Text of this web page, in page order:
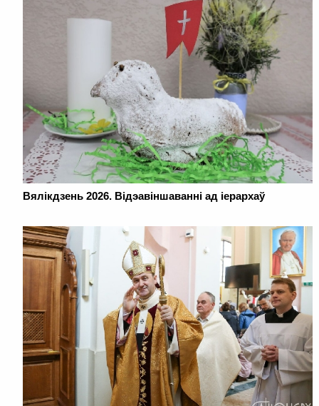
Вялікдзень 2026. Відэавіншаванні ад іерархаў